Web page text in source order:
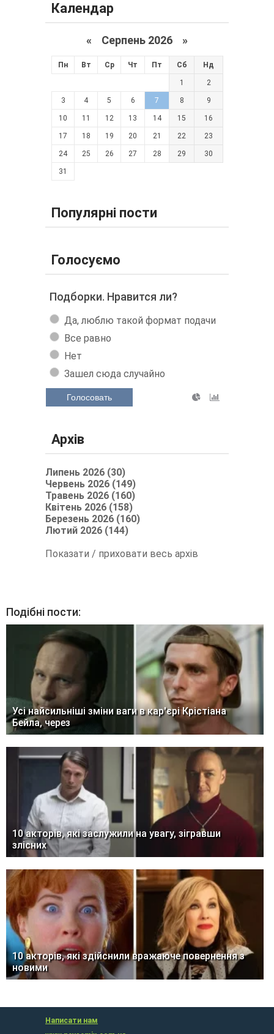
Календар
« Серпень 2026 »
Пн Вт Ср Чт Пт Сб Нд
1 2
3 4 5 6 7 8 9
10 11 12 13 14 15 16
17 18 19 20 21 22 23
24 25 26 27 28 29 30
31
Популярні пости
Голосуємо
Подборки. Нравится ли?
Да, люблю такой формат подачи
Все равно
Нет
Зашел сюда случайно
Голосовать
Архів
Липень 2026 (30)
Червень 2026 (149)
Травень 2026 (160)
Квітень 2026 (158)
Березень 2026 (160)
Лютий 2026 (144)
Показати / приховати весь архів
Подібні пости:
Усі найсильніші зміни ваги в кар'єрі Крістіана
Бейла, через
10 акторів, які заслужили на увагу, зігравши
злісних
10 акторів, які здійснили вражаюче повернення з
новими
Написати нам